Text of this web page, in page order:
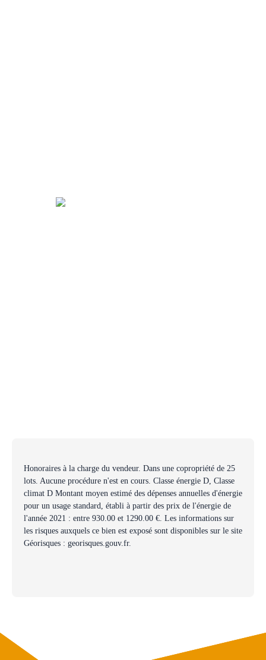
Honoraires à la charge du vendeur. Dans une copropriété de 25
lots. Aucune procédure n'est en cours. Classe énergie D, Classe
climat D Montant moyen estimé des dépenses annuelles d'énergie
pour un usage standard, établi à partir des prix de l'énergie de
l'année 2021 : entre 930.00 et 1290.00 €. Les informations sur
les risques auxquels ce bien est exposé sont disponibles sur le site
Géorisques : georisques.gouv.fr.